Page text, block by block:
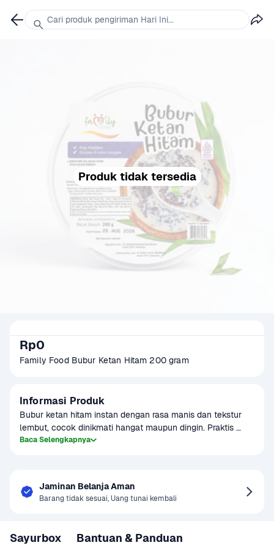
Produk tidak tersedia
Rp0
Family Food Bubur Ketan Hitam 200 gram
Informasi Produk
Bubur ketan hitam instan dengan rasa manis dan tekstur
lembut, cocok dinikmati hangat maupun dingin. Praktis
disajikan sebagai camilan atau dessert keluarga kapan
Baca Selengkapnya
Jaminan Belanja Aman
Barang tidak sesuai, Uang tunai kembali
Sayurbox Bantuan & Panduan
Cari produk pengiriman Hari Ini...